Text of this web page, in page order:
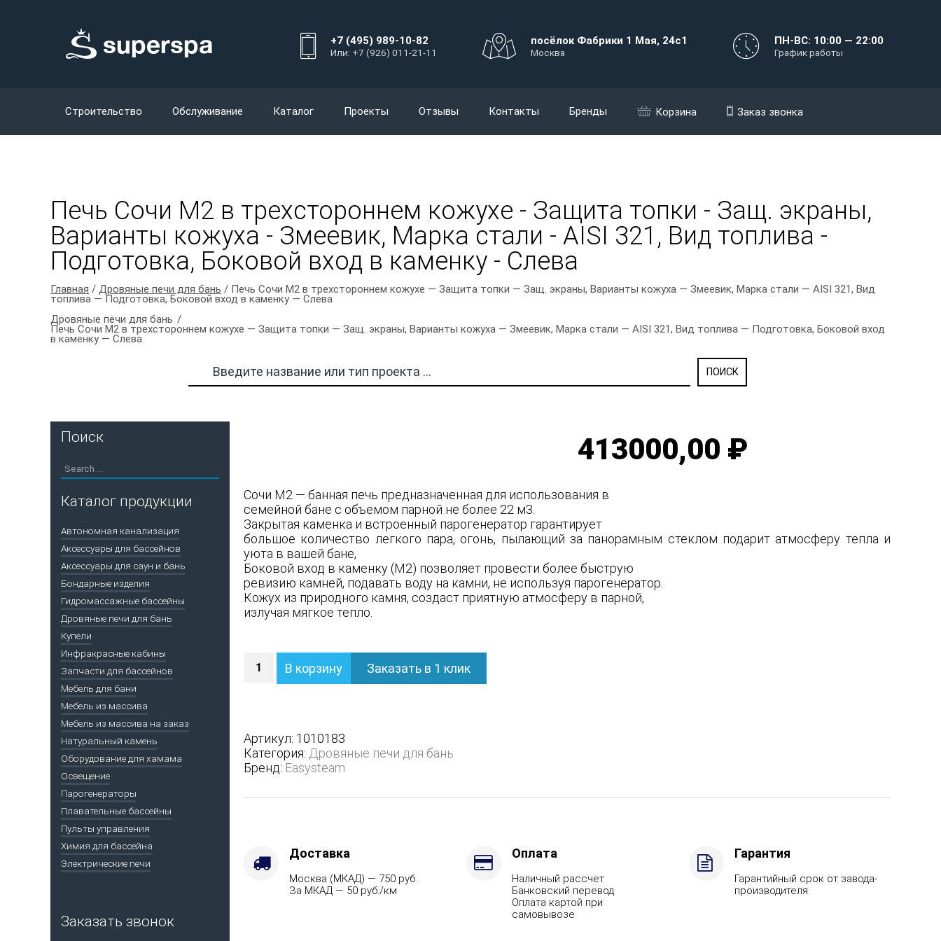
+7 (495) 989-10-82
Или: +7 (926) 011-21-11
посёлок Фабрики 1 Мая, 24с1
Москва
ПН-ВС: 10:00 — 22:00
График работы
Строительство Обслуживание Каталог Проекты Отзывы Контакты Бренды Корзина Заказ звонка
Печь Сочи М2 в трехстороннем кожухе - Защита топки - Защ. экраны,
Варианты кожуха - Змеевик, Марка стали - AISI 321, Вид топлива -
Подготовка, Боковой вход в каменку - Слева
Главная / Дровяные печи для бань / Печь Сочи М2 в трехстороннем кожухе — Защита топки — Защ. экраны, Варианты кожуха — Змеевик, Марка стали — AISI 321, Вид
топлива — Подготовка, Боковой вход в каменку — Слева
Дровяные печи для бань
Печь Сочи М2 в трехстороннем кожухе — Защита топки — Защ. экраны, Варианты кожуха — Змеевик, Марка стали — AISI 321, Вид топлива — Подготовка, Боковой вход
в каменку — Слева
413000,00 ₽
Сочи М2 — банная печь предназначенная для использования в
семейной бане с объемом парной не более 22 м3.
Закрытая каменка и встроенный парогенератор гарантирует
большое количество легкого пара, огонь, пылающий за панорамным стеклом подарит атмосферу тепла и
уюта в вашей бане,
Боковой вход в каменку (М2) позволяет провести более быструю
ревизию камней, подавать воду на камни, не используя парогенератор.
Кожух из природного камня, создаст приятную атмосферу в парной,
излучая мягкое тепло.
Печь
трехстороннем
кожухе
-
Защита
Варианты
кожуха
Змеевик,
В корзину Заказать в 1 клик
Артикул: 1010183
Категория: Дровяные печи для бань
Бренд: Easysteam
Доставка
Москва (МКАД) — 750 руб.
За МКАД — 50 руб./км
Оплата
Наличный рассчет
Банковский перевод
Оплата картой при
самовывозе
Гарантия
Гарантийный срок от завода-
производителя
Поиск
Каталог продукции
Автономная канализация
Аксессуары для бассейнов
Аксессуары для саун и бань
Бондарные изделия
Гидромассажные бассейны
Дровяные печи для бань
Купели
Инфракрасные кабины
Запчасти для бассейнов
Мебель для бани
Мебель из массива
Мебель из массива на заказ
Натуральный камень
Оборудование для хамама
Освещение
Парогенераторы
Плавательные бассейны
Пульты управления
Химия для бассейна
Электрические печи
Заказать звонок